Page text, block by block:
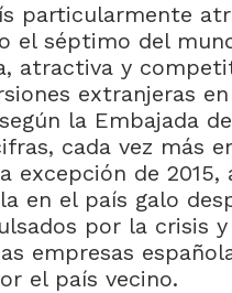
particularmente
el séptimo del
atractiva y
extranjeras
la Embajada
cada vez más
excepción de
en el país galo
por la crisis
empresas
el país vecino.